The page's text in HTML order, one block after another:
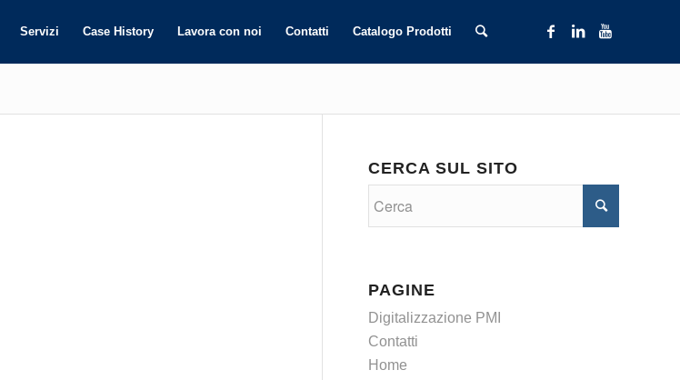
Servizi Case History Lavora con noi Contatti Catalogo Prodotti
CERCA SUL SITO
PAGINE
Digitalizzazione PMI
Contatti
Home